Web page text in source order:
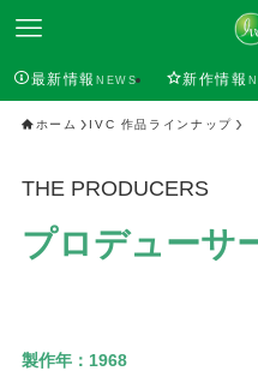
最新情報NEWS 新作情報
ホーム IVC 作品ラインナップ
THE PRODUCERS
プロデューサ
製作年： 1968